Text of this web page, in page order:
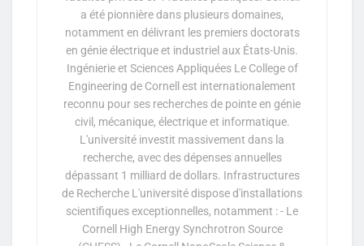
a été pionnière dans plusieurs domaines,
notamment en délivrant les premiers doctorats
en génie électrique et industriel aux États-Unis.
Ingénierie et Sciences Appliquées Le College of
Engineering de Cornell est internationalement
reconnu pour ses recherches de pointe en génie
civil, mécanique, électrique et informatique.
L'université investit massivement dans la
recherche, avec des dépenses annuelles
dépassant 1 milliard de dollars. Infrastructures
de Recherche L'université dispose d'installations
scientifiques exceptionnelles, notamment : - Le
Cornell High Energy Synchrotron Source